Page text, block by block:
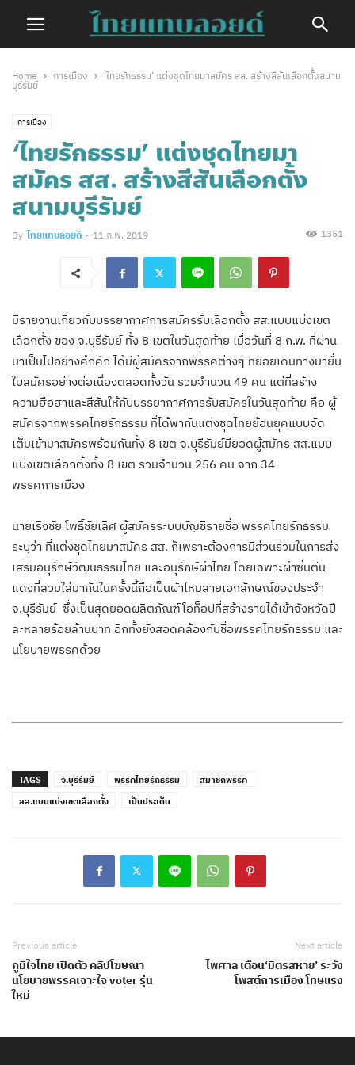
Home การเมือง
‘ไทยรักธรรม’ แต่งชุดไทยมาสมัคร สส. สร้างสีสันเลือกตั้งสนาม
บุรีรัมย์
การเมือง
‘ไทยรักธรรม’ แต่งชุดไทยมา
สมัคร สส. สร้างสีสันเลือกตั้ง
สนามบุรีรัมย์
By ไทยแทบลอยด์ - 11 ก.พ. 2019 1351
มีรายงานเกี่ยวกับบรรยากาศการสมัครรับเลือกตั้ง สส.แบบแบ่งเขต
เลือกตั้ง ของ จ.บุรีรัมย์ ทั้ง 8 เขตในวันสุดท้าย เมื่อวันที่ 8 ก.พ. ที่ผ่าน
มาเป็นไปอย่างคึกคัก ได้มีผู้สมัครจากพรรคต่างๆ ทยอยเดินทางมายื่น
ใบสมัครอย่างต่อเนื่องตลอดทั้งวัน รวมจำนวน 49 คน แต่ที่สร้าง
ความฮือฮาและสีสันให้กับบรรยากาศการรับสมัครในวันสุดท้าย คือ ผู้
สมัครจากพรรคไทยรักธรรม ที่ได้พากันแต่งชุดไทยย้อนยุคแบบจัด
เต็มเข้ามาสมัครพร้อมกันทั้ง 8 เขต จ.บุรีรัมย์มียอดผู้สมัคร สส.แบบ
แบ่งเขตเลือกตั้งทั้ง 8 เขต รวมจำนวน 256 คน จาก 34
พรรคการเมือง
นายเริงชัย โพธิ์ชัยเลิศ ผู้สมัครระบบบัญชีรายชื่อ พรรคไทยรักธรรม
ระบุว่า ที่แต่งชุดไทยมาสมัคร สส. ก็เพราะต้องการมีส่วนร่วมในการส่ง
เสริมอนุรักษ์วัฒนธรรมไทย และอนุรักษ์ผ้าไทย โดยเฉพาะผ้าซิ่นตีน
แดงที่สวมใส่มากันในครั้งนี้ถือเป็นผ้าไหมลายเอกลักษณ์ของประจำ
จ.บุรีรัมย์ ซึ่งเป็นสุดยอดผลิตภัณฑ์โอท็อปที่สร้างรายได้เข้าจังหวัดปี
ละหลายร้อยล้านบาท อีกทั้งยังสอดคล้องกับชื่อพรรคไทยรักธรรม และ
นโยบายพรรคด้วย
TAGS จ.บุรีรัมย์ พรรคไทยรักธรรม
สมาชิกพรรค
สส.แบบแบ่งเขตเลือกตั้ง
เป็นประเด็น
Previous article
ภูมิใจไทย เปิดตัว คลิปโฆษณา
นโยบายพรรคเจาะใจ voter รุ่น
ใหม่
Next article
ไพศาล เตือน‘มิตรสหาย’ ระวัง
โพสต์การเมือง โทษแรง